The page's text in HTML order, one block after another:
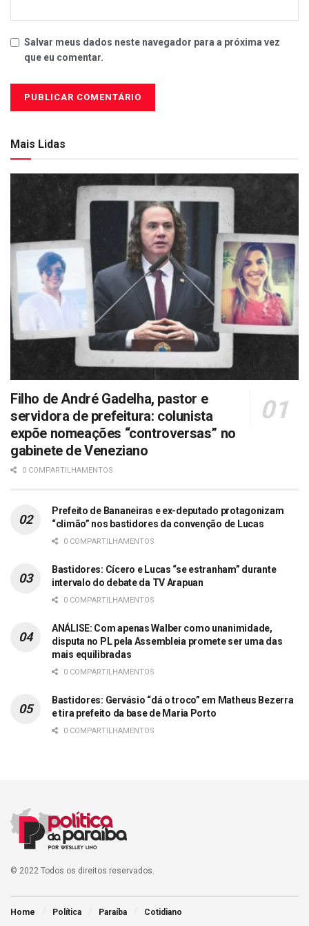
Salvar meus dados neste navegador para a próxima vez
que eu comentar.
Mais Lidas
Filho de André Gadelha, pastor e
servidora de prefeitura: colunista
expõe nomeações “controversas” no
gabinete de Veneziano
0 COMPARTILHAMENTOS
Prefeito de Bananeiras e ex-deputado protagonizam
“climão” nos bastidores da convenção de Lucas
0 COMPARTILHAMENTOS
Bastidores: Cícero e Lucas “se estranham” durante
intervalo do debate da TV Arapuan
0 COMPARTILHAMENTOS
ANÁLISE: Com apenas Walber como unanimidade,
disputa no PL pela Assembleia promete ser uma das
mais equilibradas
0 COMPARTILHAMENTOS
Bastidores: Gervásio “dá o troco” em Matheus Bezerra
e tira prefeito da base de Maria Porto
0 COMPARTILHAMENTOS
© 2022 Todos os direitos reservados.
Home Política Paraíba Cotidiano